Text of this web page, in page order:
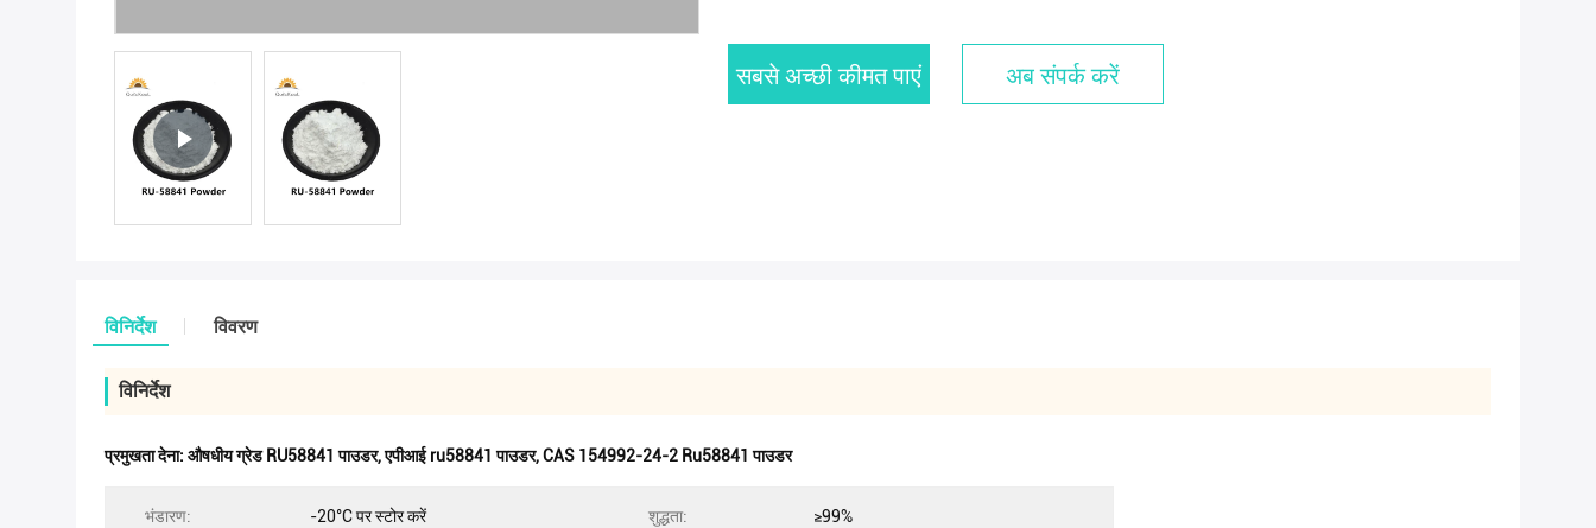
सबसे अच्छी कीमत पाएं अब संपर्क करें
विनिर्देश विवरण
विनिर्देश
प्रमुखता देना: औषधीय ग्रेड RU58841 पाउडर,एपीआई ru58841 पाउडर,CAS 154992-24-2 Ru58841 पाउडर
भंडारण: -20°C पर स्टोर करें शुद्धता: ≥99%